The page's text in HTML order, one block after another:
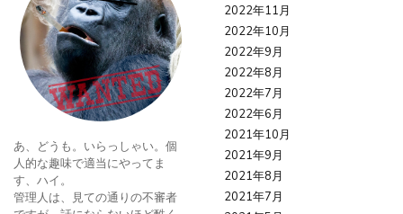
あ、どうも。いらっしゃい。個
人的な趣味で適当にやってま
す、ハイ。
管理人は、見ての通りの不審者
2022年11月
2022年10月
2022年9月
2022年8月
2022年7月
2022年6月
2021年10月
2021年9月
2021年8月
2021年7月